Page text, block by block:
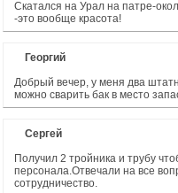
Скатался на Урал на патре-
-это вообще красота!
Георгий
Добрый вечер, у меня два
можно сварить бак в место
Сергей
Получил 2 тройника и трубу
персонала.Отвечали на все
сотрудничество.